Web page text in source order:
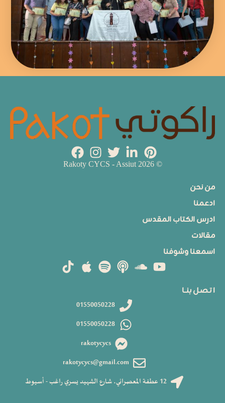
ا تـصـل بنــا
01550050228
01550050228
rakotycycs
rakotycycs@gmail.com
12 عطفة المعصراني، شارع الشهيد يسري راغب - أسيوط
من نحن
ادعمنا
ادرس الكتاب المقدس
مقالات
اسمعنا وشوفنا
© 2026 Rakoty CYCS - Assiut